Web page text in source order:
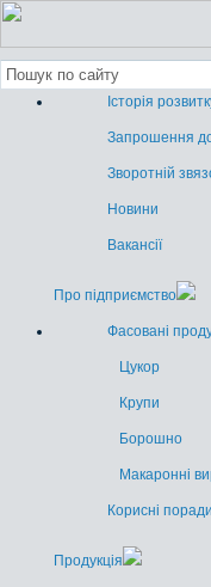
Історія
Запрошення до
Зворотній
Новини
Вакансії
Про підприємство
Фасовані
Цукор
Крупи
Борошно
Макаронні
Корисні поради
Продукція